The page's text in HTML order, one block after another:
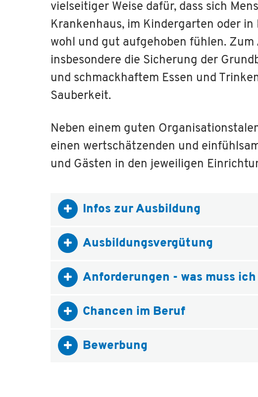
vielseitiger Weise dafür, dass sich
Krankenhaus, im Kindergarten oder
wohl und gut aufgehoben fühlen.
insbesondere die Sicherung der
und schmackhaftem Essen und
Sauberkeit.
Neben einem guten
einen wertschätzenden und
und Gästen in den jeweiligen
Infos zur Ausbildung
Ausbildungsvergütung
Anforderungen - was muss
Chancen im Beruf
Bewerbung